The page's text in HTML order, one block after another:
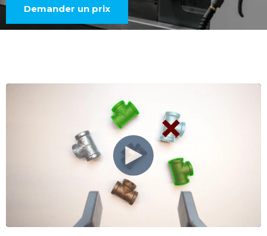
Demander un prix